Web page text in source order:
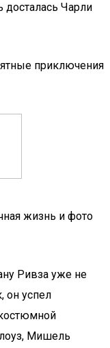
досталась Чарли
приключения
жизнь и фото
Ривза уже не
он успел
Мишель